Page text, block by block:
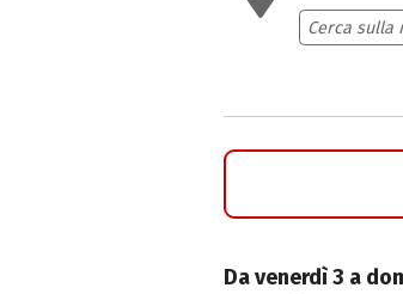
Cerca sulla
Da venerdì 3 a